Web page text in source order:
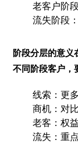
老客户阶
流失阶段
阶段分层的意义
不同阶段客户，
线索：更
商机：对
老客：权
流失：重